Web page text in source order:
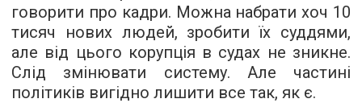
говорити про кадри. Можна набрати хоч 10
тисяч нових людей, зробити їх суддями,
але від цього корупція в судах не зникне.
Слід змінювати систему. Але частині
політиків вигідно лишити все так, як є.